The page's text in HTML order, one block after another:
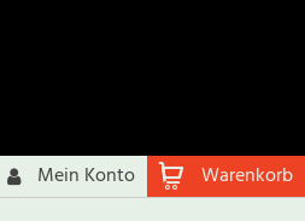
Warenkorb
Mein Konto